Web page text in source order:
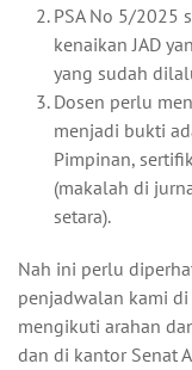
PSA No 5/2025
kenaikan JAD
yang sudah
Dosen perlu
menjadi bukti
Pimpinan,
(makalah di
setara).
Nah ini perlu
penjadwalan kami
mengikuti arahan
dan di kantor Senat